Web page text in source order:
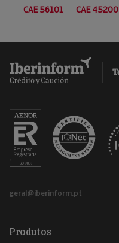
CAE 56101 CAE 45200
geral@iberinform.pt
Produtos